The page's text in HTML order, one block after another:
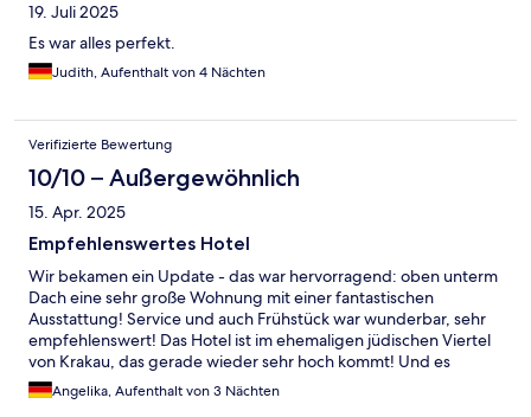
19. Juli 2025
Es war alles perfekt.
Judith, Aufenthalt von 4 Nächten
Verifizierte Bewertung
10/10 – Außergewöhnlich
15. Apr. 2025
Empfehlenswertes Hotel
Wir bekamen ein Update - das war hervorragend: oben unterm
Dach eine sehr große Wohnung mit einer fantastischen
Ausstattung! Service und auch Frühstück war wunderbar, sehr
empfehlenswert! Das Hotel ist im ehemaligen jüdischen Viertel
von Krakau, das gerade wieder sehr hoch kommt! Und es
befindet sich unmittelbar neben der wunderbaren Altstadt -
der Innenstadt Krakaus.
Angelika, Aufenthalt von 3 Nächten